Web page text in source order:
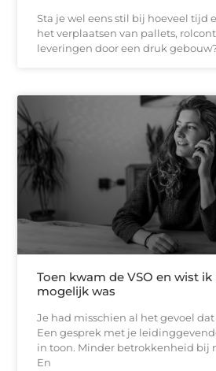
Sta je wel eens stil bij hoeveel tijd
het verplaatsen van pallets,
leveringen door een druk
Toen kwam de VSO en wist
mogelijk was
Je had misschien al het gevoel dat
Een gesprek met je
in toon. Minder betrokkenheid bij
En